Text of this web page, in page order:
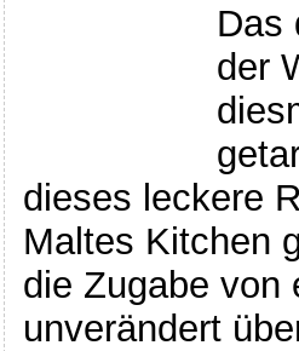
Das
der
dieses leckere
Maltes Kitchen
die Zugabe von
unverändert